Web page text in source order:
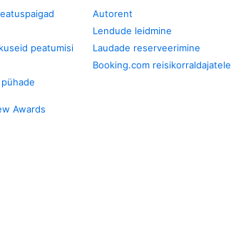
peatumisi
Awards
Autorent
Lendude leidmine
Laudade reserveerimine
Booking.com reisikorraldajatele